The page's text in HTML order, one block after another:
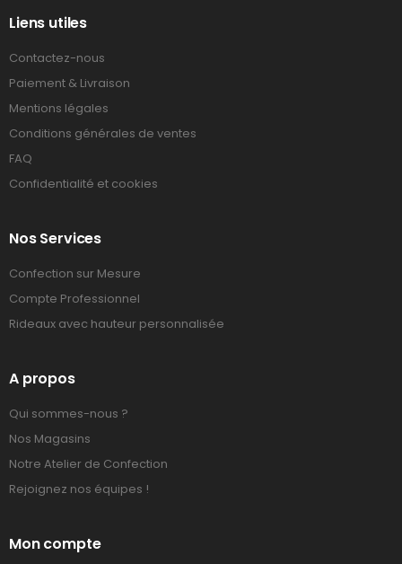
Liens utiles
Contactez-nous
Paiement & Livraison
Mentions légales
Conditions générales de ventes
FAQ
Confidentialité et cookies
Nos Services
Confection sur Mesure
Compte Professionnel
Rideaux avec hauteur personnalisée
A propos
Qui sommes-nous ?
Nos Magasins
Notre Atelier de Confection
Rejoignez nos équipes !
Mon compte